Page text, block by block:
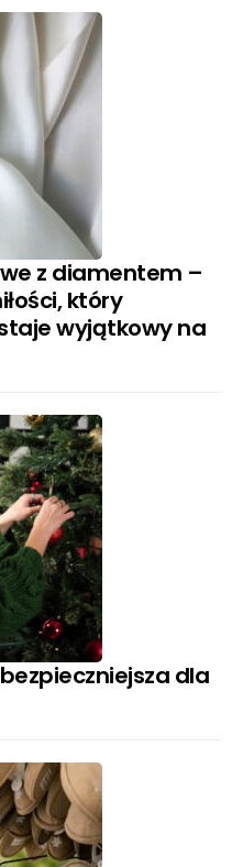
z diamentem –
który
wyjątkowy na
dla